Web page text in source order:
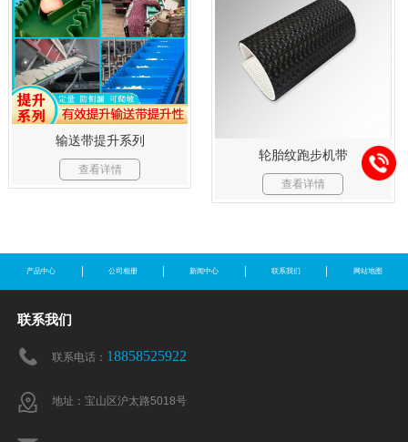
输送带提升系列
查看详情
轮胎纹跑步机带
查看详情
产品中心 公司相册 新闻中心 联系我们 网站地图
联系我们
联系电话： 18858525922
地址：宝山区沪太路5018号